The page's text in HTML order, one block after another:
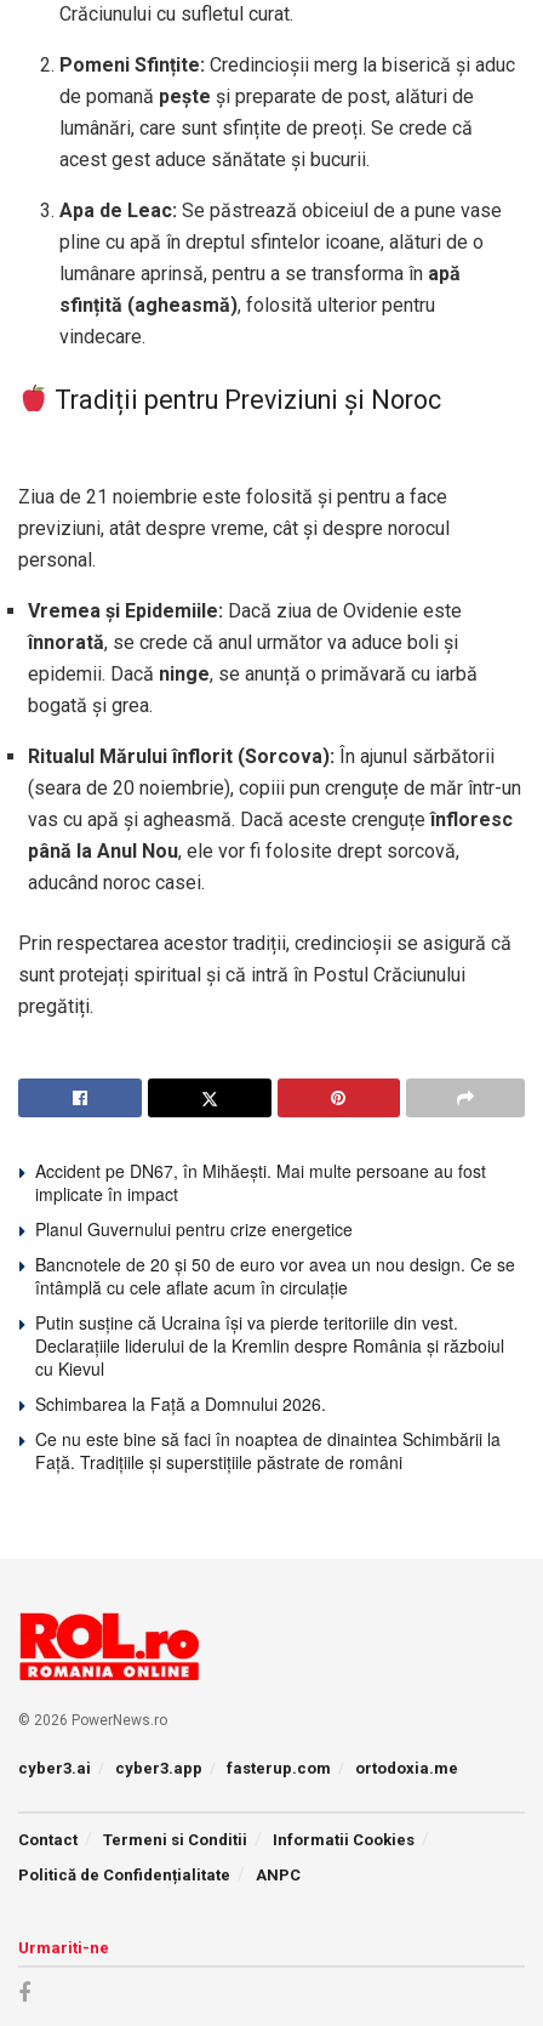
Crăciunului cu sufletul curat.
Pomeni Sfințite: Credincioșii merg la biserică și aduc
de pomană pește și preparate de post, alături de
lumânări, care sunt sfințite de preoți. Se crede că
acest gest aduce sănătate și bucurii.
Apa de Leac: Se păstrează obiceiul de a pune vase
pline cu apă în dreptul sfintelor icoane, alături de o
lumânare aprinsă, pentru a se transforma în apă
sfințită (agheasmă), folosită ulterior pentru
vindecare.
Tradiții pentru Previziuni și Noroc
Ziua de 21 noiembrie este folosită și pentru a face
previziuni, atât despre vreme, cât și despre norocul
personal.
Vremea și Epidemiile: Dacă ziua de Ovidenie este
înnorată, se crede că anul următor va aduce boli și
epidemii. Dacă ninge, se anunță o primăvară cu iarbă
bogată și grea.
Ritualul Mărului înflorit (Sorcova): În ajunul sărbătorii
(seara de 20 noiembrie), copiii pun crenguțe de măr într-un
vas cu apă și agheasmă. Dacă aceste crenguțeînfloresc
până la Anul Nou, ele vor fi folosite drept sorcovă,
aducând noroc casei.
Prin respectarea acestor tradiții, credincioșii se asigură că
sunt protejați spiritual și că intră în Postul Crăciunului
pregătiți.
Accident pe DN67, în Mihăești. Mai multe persoane au fost
implicate în impact
Planul Guvernului pentru crize energetice
Bancnotele de 20 și 50 de euro vor avea un nou design. Ce se
întâmplă cu cele aflate acum în circulație
Putin susține că Ucraina își va pierde teritoriile din vest.
Declarațiile liderului de la Kremlin despre România și războiul
cu Kievul
Schimbarea la Față a Domnului 2026.
Ce nu este bine să faci în noaptea de dinaintea Schimbării la
Față. Tradițiile și superstițiile păstrate de români
© 2026 PowerNews.ro
cyber3.ai cyber3.app fasterup.com ortodoxia.me
Contact Termeni si Conditii
Informatii Cookies
Politică de Confidențialitate
ANPC
Urmariti-ne